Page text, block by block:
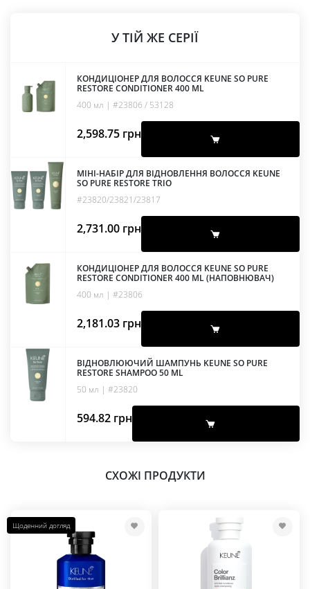
У ТІЙ ЖЕ СЕРІЇ
КОНДИЦІОНЕР ДЛЯ ВОЛОССЯ KEUNE SO PURE
RESTORE CONDITIONER 400 ML
400 мл | #23806 / 53128
2,598.75 грн
МІНІ-НАБІР ДЛЯ ВІДНОВЛЕННЯ ВОЛОССЯ KEUNE
SO PURE RESTORE TRIO
#23820/23821/23817
2,731.00 грн
КОНДИЦІОНЕР ДЛЯ ВОЛОССЯ KEUNE SO PURE
RESTORE CONDITIONER 400 ML (НАПОВНЮВАЧ)
400 мл | #23806
2,181.03 грн
ВІДНОВЛЮЮЧИЙ ШАМПУНЬ KEUNE SO PURE
RESTORE SHAMPOO 50 ML
50 мл | #23820
594.82 грн
СХОЖІ ПРОДУКТИ
Щоденний догляд